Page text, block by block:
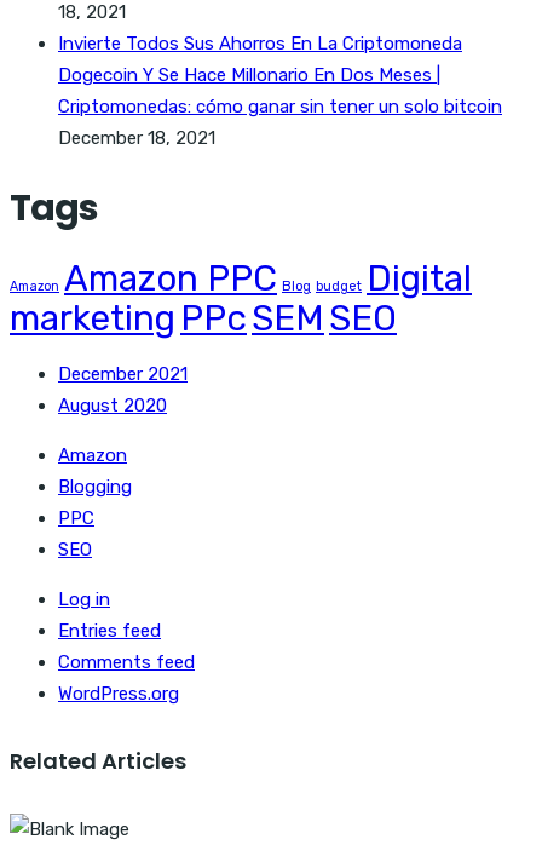
18, 2021
Invierte Todos Sus Ahorros En La Criptomoneda
Dogecoin Y Se Hace Millonario En Dos Meses |
Criptomonedas: cómo ganar sin tener un solo bitcoin
December 18, 2021
Tags
Amazon Amazon PPC Blog budget Digital
marketing PPcSEM SEO
December 2021
August 2020
Amazon
Blogging
PPC
SEO
Log in
Entries feed
Comments feed
WordPress.org
Related Articles